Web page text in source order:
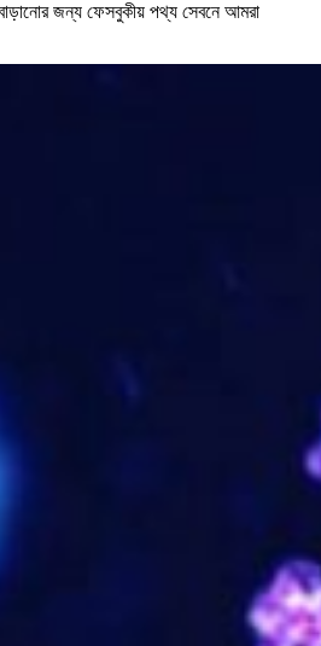
বাড়ানোর জন্য ফেসবুকীয় পথ্য সেবনে আমরা